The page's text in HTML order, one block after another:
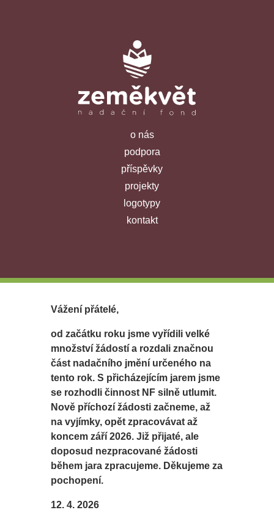
o nás
podpora
příspěvky
projekty
logotypy
kontakt
Vážení přátelé,
od začátku roku jsme vyřídili velké
množství žádostí a rozdali značnou
část nadačního jmění určeného na
tento rok. S přicházejícím jarem jsme
se rozhodli činnost NF silně utlumit.
Nově příchozí žádosti začneme, až
na vyjímky, opět zpracovávat až
koncem září 2026. Již přijaté, ale
doposud nezpracované žádosti
během jara zpracujeme. Děkujeme za
pochopení.
12. 4. 2026